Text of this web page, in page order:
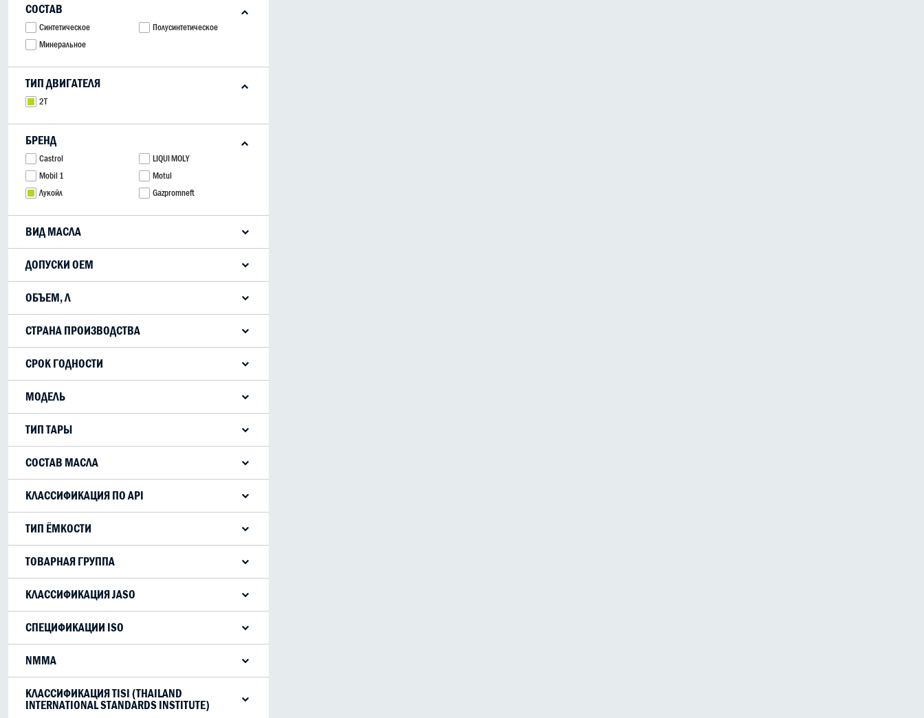
СОСТАВ
Синтетическое
Полусинтетическое
Минеральное
ТИП ДВИГАТЕЛЯ
2Т
БРЕНД
Castrol
LIQUI MOLY
Mobil 1
Motul
Лукойл
Gazpromneft
ВИД МАСЛА
скутерное
ДОПУСКИ OEM
ОБЪЕМ, Л
СТРАНА ПРОИЗВОДСТВА
СРОК ГОДНОСТИ
МОДЕЛЬ
ТИП ТАРЫ
СОСТАВ МАСЛА
КЛАССИФИКАЦИЯ ПО API
ТИП ЁМКОСТИ
ТОВАРНАЯ ГРУППА
КЛАССИФИКАЦИЯ JASO
FC
СПЕЦИФИКАЦИИ ISO
L-EGC
NMMA
КЛАССИФИКАЦИЯ TISI (THAILAND
INTERNATIONAL STANDARDS INSTITUTE)